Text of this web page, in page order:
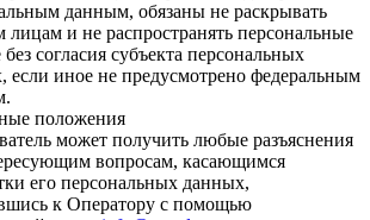
данным, обязаны не раскрывать
лицам и не распространять персональные
согласия субъекта персональных
если иное не предусмотрено федеральным
положения
может получить любые разъяснения
вопросам, касающимся
его персональных данных,
к Оператору с помощью